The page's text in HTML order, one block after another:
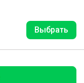
Выбрать